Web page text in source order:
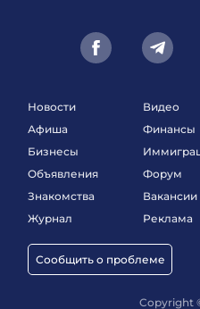
Новости
Афиша
Бизнесы
Объявления
Знакомства
Журнал
Сообщить о проблеме
Видео
Финансы
Форум
Вакансии
Реклама
Copyright